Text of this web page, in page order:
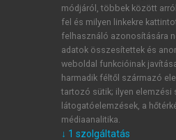
ÚJ FIÓK
1 óra díjmentes hozzáférés
E-MAIL-CÍM
módjáról, többek között
fel és milyen linkekre
felhasználó azonosítására
adatok összesítettek és
weboldal funkcióinak
harmadik féltől származó
tartozó sütik; ilyen elemzési
látogatóelemzések, a
médiaanalitika.
↓ 1 szolgáltatás